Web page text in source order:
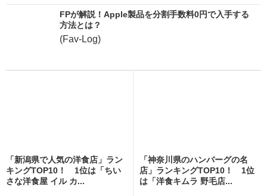
FPが解説！Apple製品を分割手数料0円で入手する
方法とは？
(Fav-Log)
「新潟県で人気の洋食店」ラン
キングTOP10！ 1位は「ちい
さな洋食屋 イル カ...
「神奈川県のハンバーグの名
店」ランキングTOP10！ 1位
は「洋食キムラ 野毛店...